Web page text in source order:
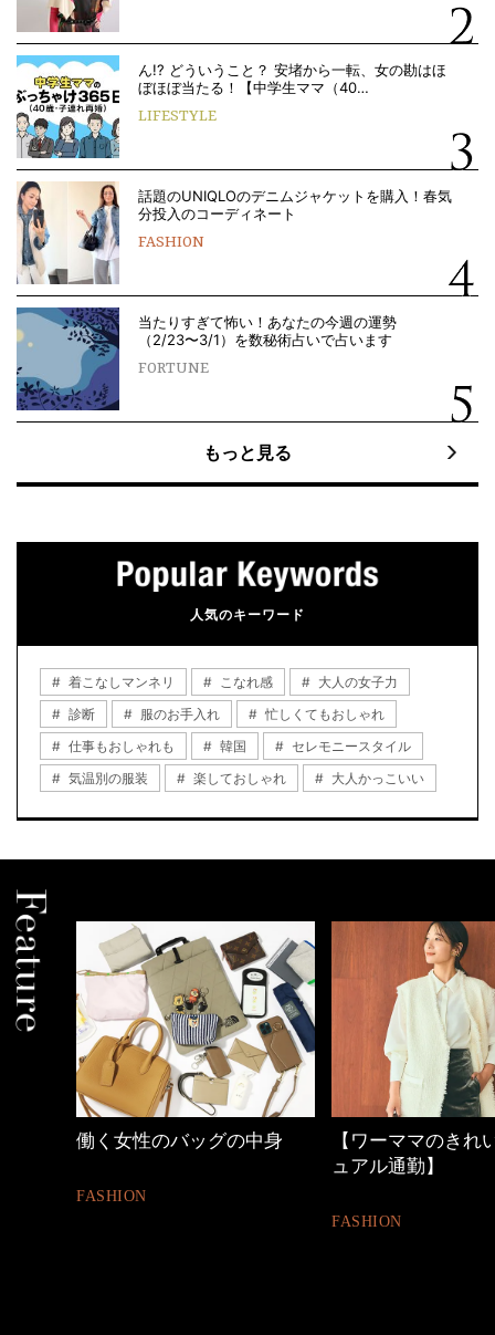
ん!? どういうこと？ 安堵から一転、女の勘はほ
ぼほぼ当たる！【中学生ママ（40…
LIFESTYLE
話題のUNIQLOのデニムジャケットを購入！春気
分投入のコーディネート
FASHION
当たりすぎて怖い！あなたの今週の運勢
（2/23〜3/1）を数秘術占いで占います
FORTUNE
もっと見る
人気のキーワード
着こなしマンネリ こなれ感
大人の女子力
診断
服のお手入れ
忙しくてもおしゃれ
仕事もおしゃれも
韓国
セレモニースタイル
気温別の服装
楽しておしゃれ 大人かっこいい
【ワーママのきれいめカジ
40代の小顔メイク